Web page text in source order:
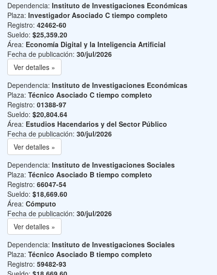
Dependencia: Instituto de Investigaciones Económicas
Plaza: Investigador Asociado C tiempo completo
Registro: 42462-60
Sueldo: $25,359.20
Área: Economía Digital y la Inteligencia Artificial
Fecha de publicación: 30/jul/2026
Ver detalles »
Dependencia: Instituto de Investigaciones Económicas
Plaza: Técnico Asociado C tiempo completo
Registro: 01388-97
Sueldo: $20,804.64
Área: Estudios Hacendarios y del Sector Público
Fecha de publicación: 30/jul/2026
Ver detalles »
Dependencia: Instituto de Investigaciones Sociales
Plaza: Técnico Asociado B tiempo completo
Registro: 66047-54
Sueldo: $18,669.60
Área: Cómputo
Fecha de publicación: 30/jul/2026
Ver detalles »
Dependencia: Instituto de Investigaciones Sociales
Plaza: Técnico Asociado B tiempo completo
Registro: 59482-93